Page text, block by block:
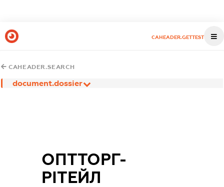
CAHEADER.GETTEST
CAHEADER.SEARCH
document.dossier
ОПТТОРГ-
РІТЕЙЛ